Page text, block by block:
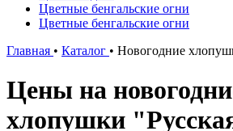
Цветные бенгальские огни
Цветные бенгальские огни
Главная • Каталог • Новогодние
Цены на
хлопушки